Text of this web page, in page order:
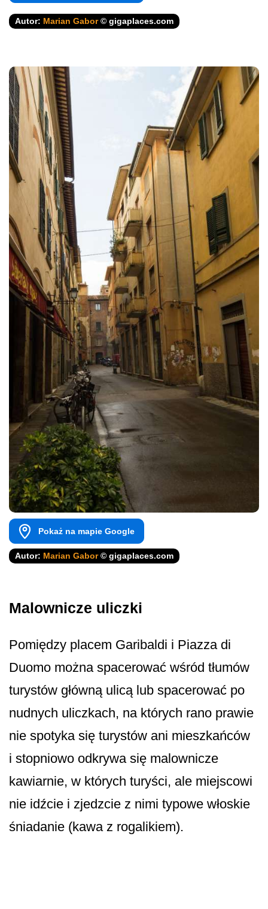
Autor: Marian Gabor© gigaplaces.com
Pokaż na mapie Google
Autor: Marian Gabor© gigaplaces.com
Malownicze uliczki
Pomiędzy placem Garibaldi i Piazza di
Duomo można spacerować wśród tłumów
turystów główną ulicą lub spacerować po
nudnych uliczkach, na których rano prawie
nie spotyka się turystów ani mieszkańców
i stopniowo odkrywa się malownicze
kawiarnie, w których turyści, ale miejscowi
nie idźcie i zjedzcie z nimi typowe włoskie
śniadanie (kawa z rogalikiem).